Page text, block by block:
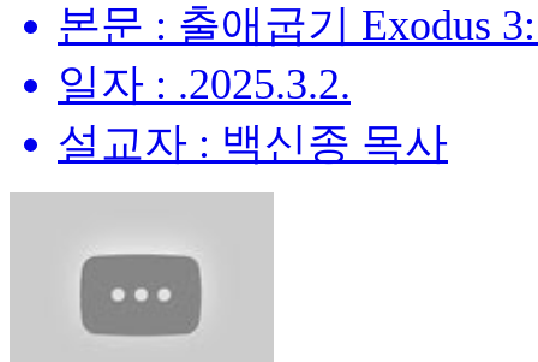
본문 : 출애굽기 Exodus
일자 : .2025.3.2.
설교자 : 백신종 목사